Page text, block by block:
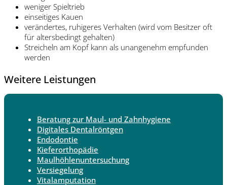
weniger Spieltrieb
einseitiges Kauen
verändertes, ruhigeres Verhalten (wird vom Besitzer oft
für altersbedingt gehalten)
Streicheln am Kopf kann als unangenehm empfunden
werden
Weitere Leistungen
Beratung zur Maul- und Zahnhygiene
Digitales Dentalröntgen
Endodontie
Kieferorthopädie
Maulhöhlenuntersuchung
Versiegelung
Vitalamputation